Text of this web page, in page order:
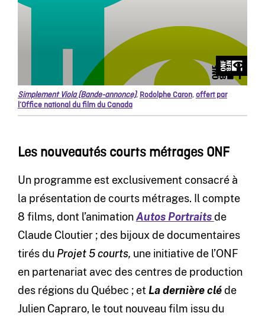
Simplement Viola (Bande-annonce), Rodolphe Caron,offert par
l’Office national du film du Canada
Les nouveautés courts métrages ONF
Un programme est exclusivement consacré à
la présentation de courts métrages. Il compte
8 films, dont l’animationAutos Portraitsde
Claude Cloutier ; des bijoux de documentaires
tirés du Projet 5 courts, une initiative de l’ONF
en partenariat avec des centres de production
des régions du Québec ; et La dernière cléde
Julien Capraro, le tout nouveau film issu du